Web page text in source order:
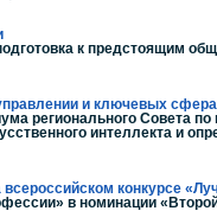
к предстоящим
и ключевых
регионального Совета по
интеллекта и
конкурсе
в номинации